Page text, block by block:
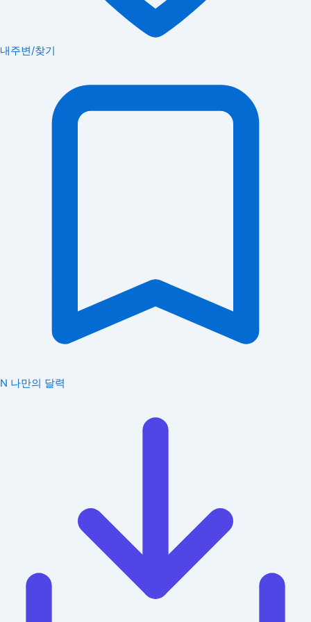
내주변/찾기
N 나만의 달력